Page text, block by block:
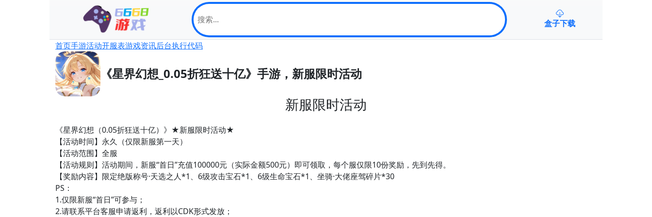
盒子下载
首页手游活动开服表游戏资讯后台执行代码
《星界幻想_0.05折狂送十亿》手游，新服限时活动
新服限时活动
《星界幻想（0.05折狂送十亿）》★新服限时活动★
【活动时间】永久（仅限新服第一天）
【活动范围】全服
【活动规则】活动期间，新服“首日”充值100000元（实际金额500元）即可领取，每个服仅限10份奖励，先到先得。
【奖励内容】限定绝版称号·天选之人*1、6级攻击宝石*1、6级生命宝石*1、坐骑·大佬座驾碎片*30
PS：
1.仅限新服“首日”可参与；
2.请联系平台客服申请返利，返利以CDK形式发放；